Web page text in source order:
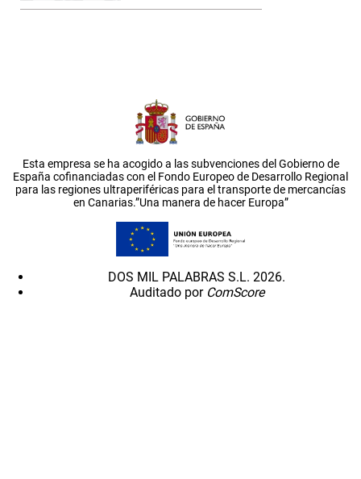
Esta empresa se ha acogido a las subvenciones del Gobierno de
España cofinanciadas con el Fondo Europeo de Desarrollo Regional
para las regiones ultraperiféricas para el transporte de mercancías
en Canarias.”Una manera de hacer Europa”
DOS MIL PALABRAS S.L. 2026.
Auditado por ComScore